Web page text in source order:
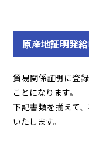
原産地証明発
貿易関係証明に登
ことになります。
下記書類を揃えて
いたします。